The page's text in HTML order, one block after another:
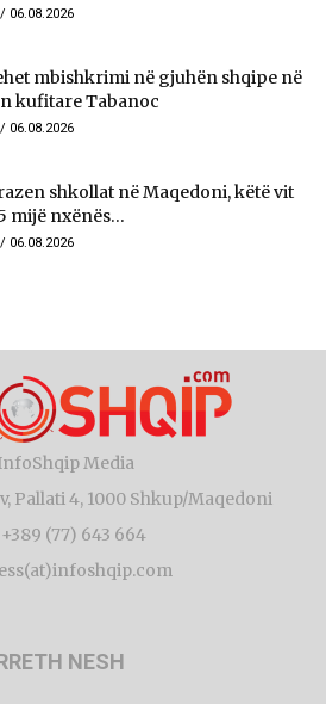
06.08.2026
mbishkrimi në gjuhën shqipe në
kufitare Tabanoc
06.08.2026
shkollat në Maqedoni, këtë vit
mijë nxënës...
06.08.2026
Media
Pallati 4, 1000 Shkup/Maqedoni
+389 (77) 643 664
NESH